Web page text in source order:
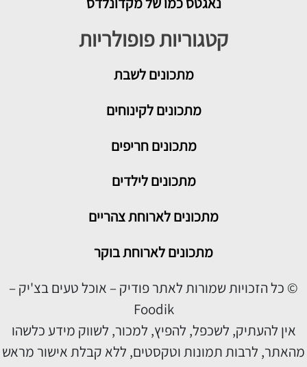
קטגוריות פופולריות
מתכוניםלשבת
מתכונים לקינוחים
מתכונים חריפים
מתכונים לילדים
מתכונים לארוחת צהריים
מתכונים לארוחת בוקר
© כל הזכויות שמורות לאתר פודיק – אוכל טעים בצ'יק –
Foodik
אין להעתיק, לשכפל, להפיץ, למכור, לשווק מידע כלשהו
מהאתר, לרבות תמונות וטקסטים, ללא קבלת אישור מראש